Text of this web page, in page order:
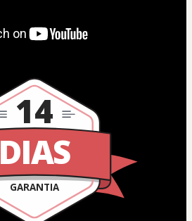
DIAS
GARANTIA
14